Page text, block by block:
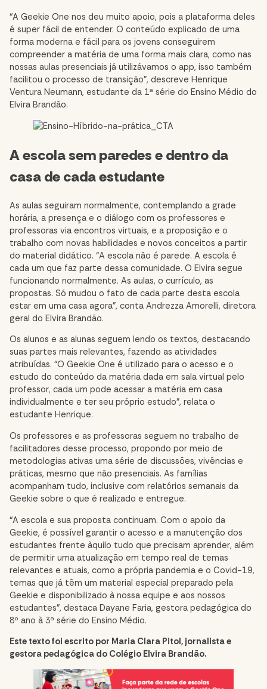
“A Geekie One nos deu muito apoio, pois a plataforma deles
é super fácil de entender. O conteúdo explicado de uma
forma moderna e fácil para os jovens conseguirem
compreender a matéria de uma forma mais clara, como nas
nossas aulas presenciais já utilizávamos o app, isso também
facilitou o processo de transição”, descreve Henrique
Ventura Neumann, estudante da 1ª série do Ensino Médio do
Elvira Brandão.
A escola sem paredes e dentro da
casa de cada estudante
As aulas seguiram normalmente, contemplando a grade
horária, a presença e o diálogo com os professores e
professoras via encontros virtuais, e a proposição e o
trabalho com novas habilidades e novos conceitos a partir
do material didático. “A escola não é parede. A escola é
cada um que faz parte dessa comunidade. O Elvira segue
funcionando normalmente. As aulas, o currículo, as
propostas. Só mudou o fato de cada parte desta escola
estar em uma casa agora”, conta Andrezza Amorelli, diretora
geral do Elvira Brandão.
Os alunos e as alunas seguem lendo os textos, destacando
suas partes mais relevantes, fazendo as atividades
atribuídas. “O Geekie One é utilizado para o acesso e o
estudo do conteúdo da matéria dada em sala virtual pelo
professor, cada um pode acessar a matéria em casa
individualmente e ter seu próprio estudo”, relata o
estudante Henrique.
Os professores e as professoras seguem no trabalho de
facilitadores desse processo, propondo por meio de
metodologias ativas uma série de discussões, vivências e
práticas, mesmo que não presenciais. As famílias
acompanham tudo, inclusive com relatórios semanais da
Geekie sobre o que é realizado e entregue.
“A escola e sua proposta continuam. Com o apoio da
Geekie, é possível garantir o acesso e a manutenção dos
estudantes frente àquilo tudo que precisam aprender, além
de permitir uma atualização em tempo real de temas
relevantes e atuais, como a própria pandemia e o Covid-19,
temas que já têm um material especial preparado pela
Geekie e disponibilizado à nossa equipe e aos nossos
estudantes”, destaca Dayane Faria, gestora pedagógica do
8º ano à 3ª série do Ensino Médio.
Este texto foi escrito por Maria Clara Pitol, jornalista e
gestora pedagógica do Colégio Elvira Brandão.